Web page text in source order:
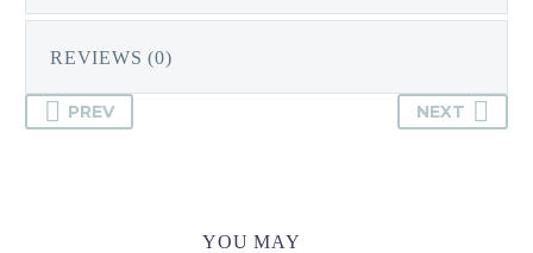
日
quantity
REVIEWS (0)
PREV NEXT
YOU MAY